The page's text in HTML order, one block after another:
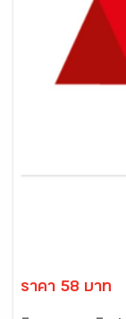
ราคา 58 บาท